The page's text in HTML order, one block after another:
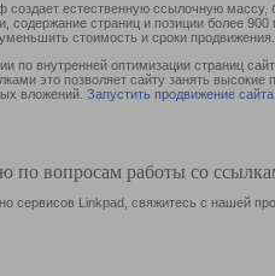
естественную ссылочную
содержание страниц и позиции более
стоимость и сроки продвижения.
по внутренней оптимизации страниц
это позволяет сайту занять
вложений. Запустить продвижение сайта
по вопросам работы со
сервисов Linkpad, свяжитесь с нашей